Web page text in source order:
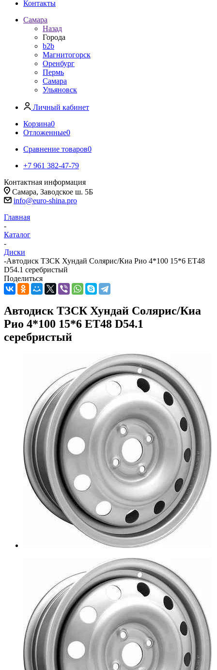
Контакты
Самара
Назад
Города
b2b
Магнитогорск
Оренбург
Пермь
Самара
Ульяновск
Личный кабинет
Корзина0
Отложенные0
Сравнение товаров0
+7 961 382-47-79
Контактная информация
Самара, Заводское ш. 5Б
info@euro-shina.pro
Главная
-
Каталог
-
Диски
-Автодиск ТЗСК Хундай Солярис/Киа Рио 4*100 15*6 ET48
D54.1 серебристый
Поделиться
Автодиск ТЗСК Хундай Солярис/Киа
Рио 4*100 15*6 ET48 D54.1
серебристый